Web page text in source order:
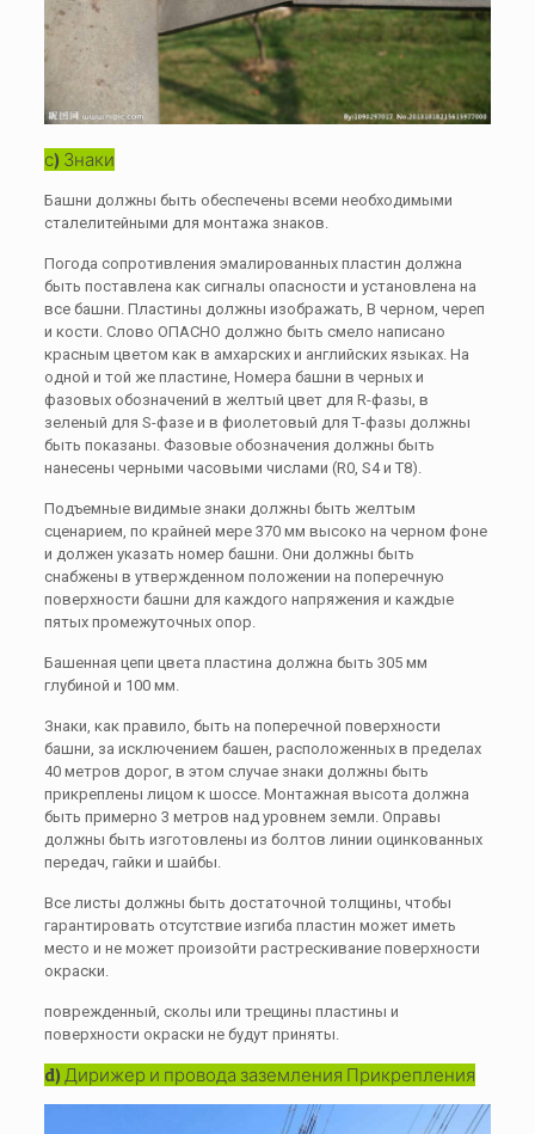
с) Знаки
Башни должны быть обеспечены всеми необходимыми
сталелитейными для монтажа знаков.
Погода сопротивления эмалированных пластин должна
быть поставлена ​​как сигналы опасности и установлена ​​на
все башни. Пластины должны изображать, В черном, череп
и кости. Слово ОПАСНО должно быть смело написано
красным цветом как в амхарских и английских языках. На
одной и той же пластине, Номера башни в черных и
фазовых обозначений в желтый цвет для R-фазы, в
зеленый для S-фазе и в фиолетовый для Т-фазы должны
быть показаны. Фазовые обозначения должны быть
нанесены черными часовыми числами (R0, S4 и Т8).
Подъемные видимые знаки должны быть желтым
сценарием, по крайней мере 370 мм высоко на черном фоне
и должен указать номер башни. Они должны быть
снабжены в утвержденном положении на поперечную
поверхности башни для каждого напряжения и каждые
пятых промежуточных опор.
Башенная цепи цвета пластина должна быть 305 мм
глубиной и 100 мм.
Знаки, как правило, быть на поперечной поверхности
башни, за исключением башен, расположенных в пределах
40 метров дорог, в этом случае знаки должны быть
прикреплены лицом к шоссе. Монтажная высота должна
быть примерно 3 метров над уровнем земли. Оправы
должны быть изготовлены из болтов линии оцинкованных
передач, гайки и шайбы.
Все листы должны быть достаточной толщины, чтобы
гарантировать отсутствие изгиба пластин может иметь
место и не может произойти растрескивание поверхности
окраски.
поврежденный, сколы или трещины пластины и
поверхности окраски не будут приняты.
d) Дирижер и провода заземления Прикрепления